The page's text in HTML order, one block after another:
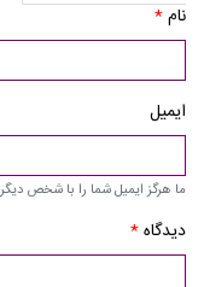
نام*
ایمیل
ما هرگز ایمیل شما را با شخص
دیدگاه*